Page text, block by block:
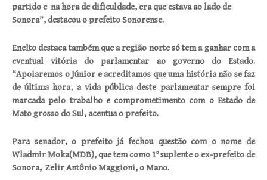
partido e na hora de dificuldade, era que estava ao lado de
Sonora”, destacou o prefeito Sonorense.
Enelto destaca também que a região norte só tem a ganhar com a
eventual vitória do parlamentar ao governo do Estado.
“Apoiaremos o Júnior e acreditamos que uma história não se faz
de última hora, a vida pública deste parlamentar sempre foi
marcada pelo trabalho e comprometimento com o Estado de
Mato grosso do Sul, acentua o prefeito.
Para senador, o prefeito já fechou questão com o nome de
Wladmir Moka(MDB), que tem como 1º suplente o ex-prefeito de
Sonora, Zelir Antônio Maggioni, o Mano.